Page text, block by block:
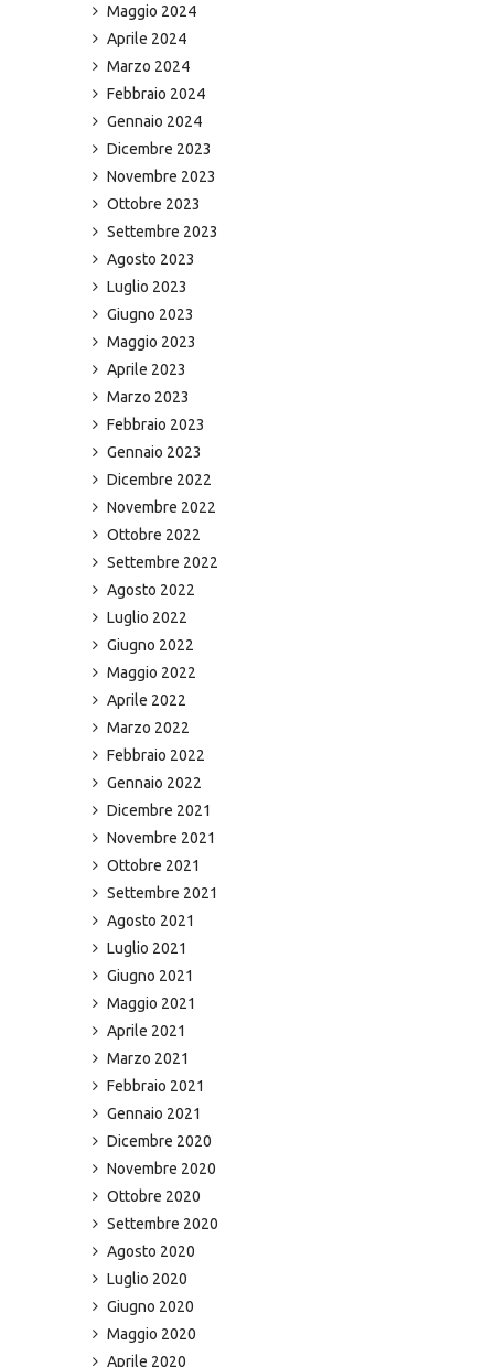
Maggio 2024
Aprile 2024
Marzo 2024
Febbraio 2024
Gennaio 2024
Dicembre 2023
Novembre 2023
Ottobre 2023
Settembre 2023
Agosto 2023
Luglio 2023
Giugno 2023
Maggio 2023
Aprile 2023
Marzo 2023
Febbraio 2023
Gennaio 2023
Dicembre 2022
Novembre 2022
Ottobre 2022
Settembre 2022
Agosto 2022
Luglio 2022
Giugno 2022
Maggio 2022
Aprile 2022
Marzo 2022
Febbraio 2022
Gennaio 2022
Dicembre 2021
Novembre 2021
Ottobre 2021
Settembre 2021
Agosto 2021
Luglio 2021
Giugno 2021
Maggio 2021
Aprile 2021
Marzo 2021
Febbraio 2021
Gennaio 2021
Dicembre 2020
Novembre 2020
Ottobre 2020
Settembre 2020
Agosto 2020
Luglio 2020
Giugno 2020
Maggio 2020
Aprile 2020